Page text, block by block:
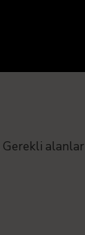
Gerekli alanlar